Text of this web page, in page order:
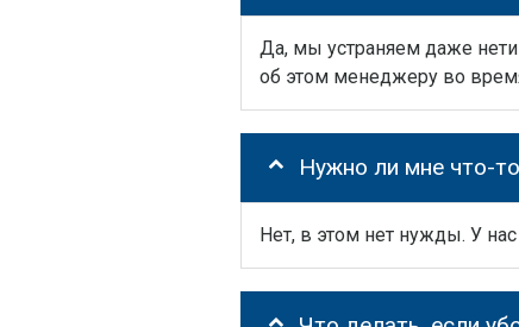
Да, мы устраняем даже
об этом менеджеру во
Нужно ли мне что-
Нет, в этом нет нужды. У